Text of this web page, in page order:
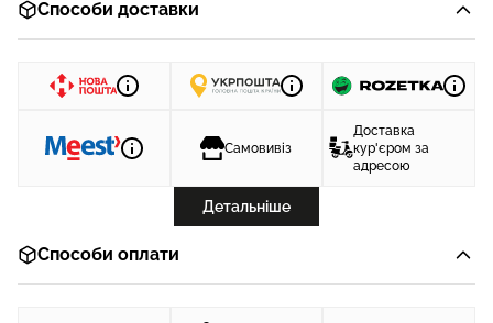
Способи доставки
Самовивіз
Доставка
кур'єром за
адресою
Детальніше
Способи оплати